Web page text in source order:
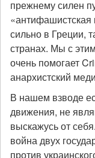
прежнему силен
сильно в Греции,
странах. Мы с
очень помогает
анархистский
В нашем взводе
движения, не
выскажусь от
война двух
против